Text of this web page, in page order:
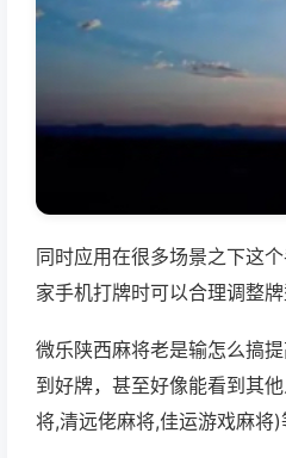
同时应用在很多场景之下这
家手机打牌时可以合理调整
微乐陕西麻将老是输怎么搞
到好牌，甚至好像能看到其
将,清远佬麻将,佳运游戏麻将)